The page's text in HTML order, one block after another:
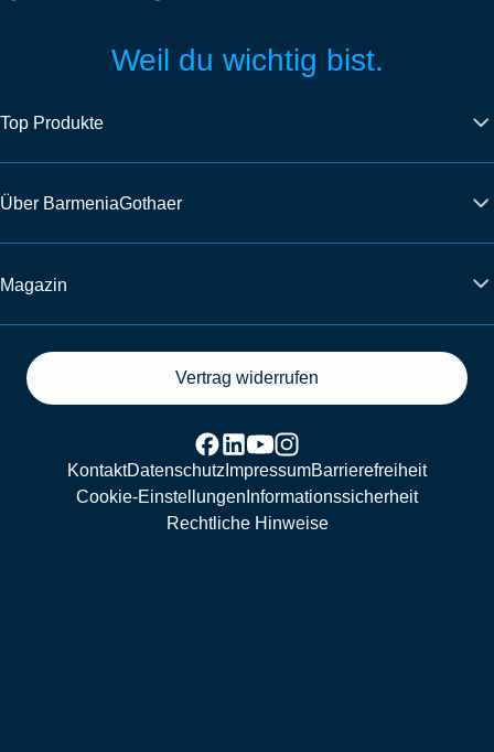
Weil du wichtig bist.
Top Produkte
Über BarmeniaGothaer
Magazin
Vertrag widerrufen
KontaktDatenschutz ImpressumBarrierefreiheit
Cookie-Einstellungen Informationssicherheit
Rechtliche Hinweise